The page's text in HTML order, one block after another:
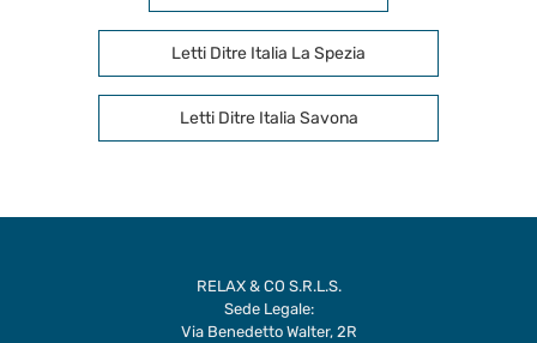
Letti Ditre Italia La Spezia
Letti Ditre Italia Savona
RELAX & CO S.R.L.S.
Sede Legale:
Via Benedetto Walter, 2R